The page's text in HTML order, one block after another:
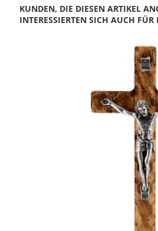
KUNDEN, DIE DIESEN ARTIKEL
INTERESSIERTEN SICH AUCH FÜR